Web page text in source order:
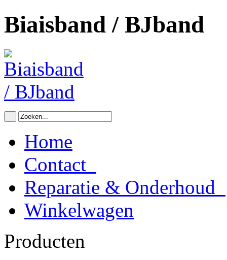
Biaisband / BJband
Home
Contact
Reparatie & Onderhoud
Winkelwagen
Producten